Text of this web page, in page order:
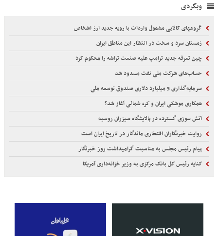
وبگردی
گروههای کالایی مشمول واردات با رویه جدید ارز اشخاص
زمستان سرد و سخت در انتظار این مناطق ایران
چین تعرفه جدید ترامپ علیه صنعت تراشه را محکوم کرد
حساب‌های شرکت ملی نفت مسدود شد
سرمایه‌گذاری 5 میلیارد دلاری صندوق توسعه ملی
همکاری موشکی ایران و کره شمالی آغاز شد؟
آتش سوزی گسترده در پالایشگاه سیزران روسیه
روایت خبرنگاران افتخاری ماندگار در تاریخ ایران است
پیام رئیس مجلس به مناسبت گرامیداشت روز خبرنگار
کنایه رئیس کل بانک مرکزی به وزیر خزانه‌داری آمریکا